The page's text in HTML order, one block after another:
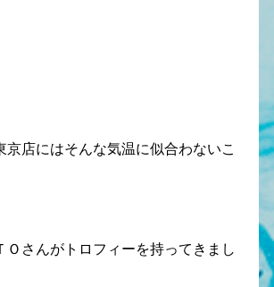
京店にはそんな気温に似合わないこ
Ｏさんがトロフィーを持ってきまし